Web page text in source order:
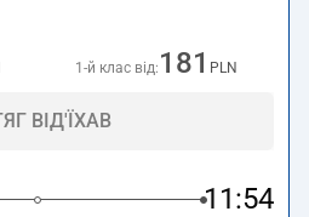
1-й клас від: 181 PLN
ВІД'ЇХАВ
11:54